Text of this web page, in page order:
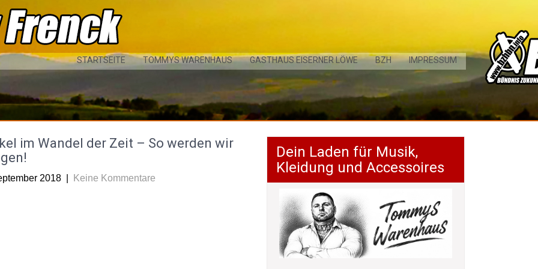
STARTSEITE TOMMYS WARENHAUS GASTHAUS EISERNER LÖWE BZH IMPRESSUM
im Wandel der Zeit – So werden wir
2018 Keine Kommentare
Dein Laden für Musik,
Kleidung und Accessoires